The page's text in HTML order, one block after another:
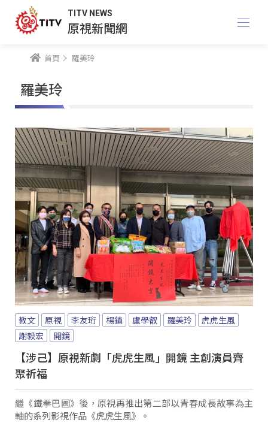
TITV NEWS
原視新聞網
首頁 羅美玲
羅美玲
教文 原視 李友珩 楊鎮 盧學叡 羅美玲
虎虎生風
謝毅宏
開鏡
【涉己】原視新劇「虎虎生風」開鏡 主創演員齊
聚祈福
繼《鐵拳巴圖》後，原視再推出第二部以青春成長故事為主
軸的系列影視作品《虎虎生風》。